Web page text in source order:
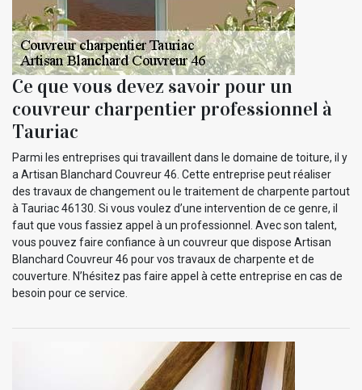
Ce que vous devez savoir pour un
couvreur charpentier professionnel à
Tauriac
Parmi les entreprises qui travaillent dans le domaine de toiture, il y
a Artisan Blanchard Couvreur 46. Cette entreprise peut réaliser
des travaux de changement ou le traitement de charpente partout
à Tauriac 46130. Si vous voulez d’une intervention de ce genre, il
faut que vous fassiez appel à un professionnel. Avec son talent,
vous pouvez faire confiance à un couvreur que dispose Artisan
Blanchard Couvreur 46 pour vos travaux de charpente et de
couverture. N’hésitez pas faire appel à cette entreprise en cas de
besoin pour ce service.